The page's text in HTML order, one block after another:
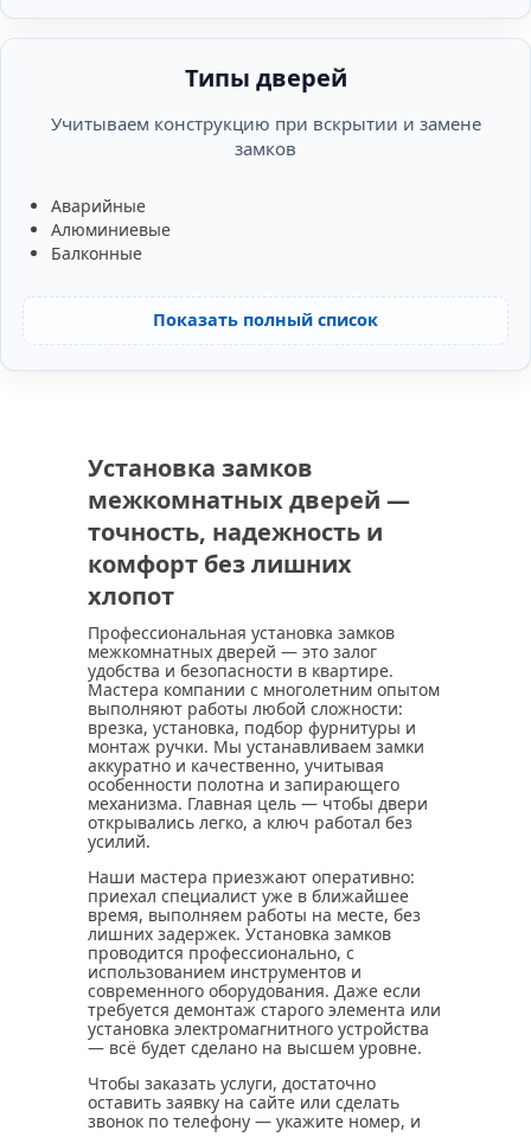
Типы дверей
Учитываем конструкцию при вскрытии и замене
замков
Аварийные
Алюминиевые
Балконные
Показать полный список
Установка замков
межкомнатных дверей —
точность, надежность и
комфорт без лишних
хлопот
Профессиональная установка замков
межкомнатных дверей — это залог
удобства и безопасности в квартире.
Мастера компании с многолетним опытом
выполняют работы любой сложности:
врезка, установка, подбор фурнитуры и
монтаж ручки. Мы устанавливаем замки
аккуратно и качественно, учитывая
особенности полотна и запирающего
механизма. Главная цель — чтобы двери
открывались легко, а ключ работал без
усилий.
Наши мастера приезжают оперативно:
приехал специалист уже в ближайшее
время, выполняем работы на месте, без
лишних задержек. Установка замков
проводится профессионально, с
использованием инструментов и
современного оборудования. Даже если
требуется демонтаж старого элемента или
установка электромагнитного устройства
— всё будет сделано на высшем уровне.
Чтобы заказать услуги, достаточно
оставить заявку на сайте или сделать
звонок по телефону — укажите номер, и